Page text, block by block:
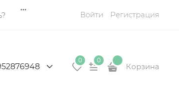
Войти Регистрация
0 0
Корзина